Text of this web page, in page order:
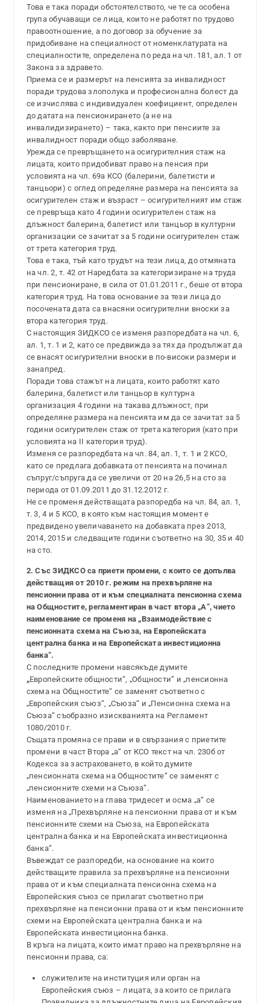
Това е така поради обстоятелството, че те са особена
група обучаващи се лица, които не работят по трудово
правоотношение, а по договор за обучение за
придобиване на специалност от номенклатурата на
специалностите, определена по реда на чл. 181, ал. 1 от
Закона за здравето.
Приема се и размерът на пенсията за инвалидност
поради трудова злополука и професионална болест да
се изчислява с индивидуален коефициент, определен
до датата на пенсионирането (а не на
инвалидизирането) – така, както при пенсиите за
инвалидност поради общо заболяване.
Урежда се превръщането на осигурителния стаж на
лицата, които придобиват право на пенсия при
условията на чл. 69а КСО (балерини, балетисти и
танцьори) с оглед определяне размера на пенсията за
осигурителен стаж и възраст – осигурителният им стаж
се превръща като 4 години осигурителен стаж на
длъжност балерина, балетист или танцьор в културни
организации се зачитат за 5 години осигурителен стаж
от трета категория труд.
Това е така, тъй като трудът на тези лица, до отмяната
на чл. 2, т. 42 от Наредбата за категоризиране на труда
при пенсиониране, в сила от 01.01.2011 г., беше от втора
категория труд. На това основание за тези лица до
посочената дата са внасяни осигурителни вноски за
втора категория труд.
С настоящия ЗИДКСО се изменя разпоредбата на чл. 6,
ал. 1, т. 1 и 2, като се предвижда за тях да продължат да
се внасят осигурителни вноски в по-високи размери и
занапред.
Поради това стажът на лицата, които работят като
балерина, балетист или танцьор в културна
организация 4 години на такава длъжност, при
определяне размера на пенсията им да се зачитат за 5
години осигурителен стаж от трета категория (като при
условията на ІІ категория труд).
Изменя се разпоредбата на чл. 84, ал. 1, т. 1 и 2 КСО,
като се предлага добавката от пенсията на починал
съпруг/съпруга да се увеличи от 20 на 26,5 на сто за
периода от 01.09.2011 до 31.12.2012 г.
Не се променя действащата разпоредба на чл. 84, ал. 1,
т. 3, 4 и 5 КСО, в която към настоящия момент е
предвидено увеличаването на добавката през 2013,
2014, 2015 и следващите години съответно на 30, 35 и 40
на сто.
2. Със ЗИДКСО са приети промени, с които се допълва
действащия от 2010 г. режим на прехвърляне на
пенсионни права от и към специалната пенсионна схема
на Общностите, регламентиран в част втора „А“, чието
наименование се променя на „Взаимодействие с
пенсионната схема на Съюза, на Европейската
централна банка и на Европейската инвестиционна
банка“.
С последните промени навсякъде думите
„Европейските общности“, „Общности“ и „пенсионна
схема на Общностите“ се заменят съответно с
„Европейския съюз“, „Съюза“ и „Пенсионна схема на
Съюза“ съобразно изискванията на Регламент
1080/2010 г.
Същата промяна се прави и в свързания с приетите
промени в част Втора „а“ от КСО текст на чл. 230б от
Кодекса за застраховането, в който думите
„пенсионната схема на Общностите“ се заменят с
„пенсионните схеми на Съюза“.
Наименованието на глава тридесет и осма „а“ се
изменя на „Прехвърляне на пенсионни права от и към
пенсионните схеми на Съюза, на Европейската
централна банка и на Европейската инвестиционна
банка“.
Въвеждат се разпоредби, на основание на които
действащите правила за прехвърляне на пенсионни
права от и към специалната пенсионна схема на
Европейския съюз се прилагат съответно при
прехвърляне на пенсионни права от и към пенсионните
схеми на Европейската централна банка и на
Европейската инвестиционна банка.
В кръга на лицата, които имат право на прехвърляне на
пенсионни права, са:
служителите на институция или орган на
Европейския съюз – лицата, за които се прилага